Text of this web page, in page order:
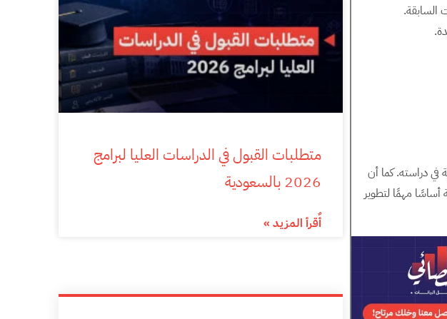
السابقة.
في دراسته. كما أن
أساسًا مهمًا لتطوير
متطلبات القبول في الدراسات العليا لبرامج
2026 بالسعودية
أٌقرأ المزيد »